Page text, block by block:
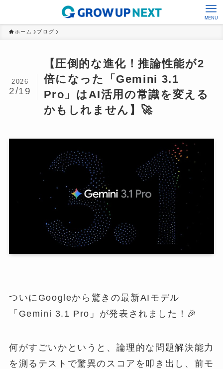
MENU
ホーム ブログ
【圧倒的な進化！推論性能が2
倍になった「Gemini 3.1
Pro」はAI活用の常識を変える
かもしれません】🚀
2026
2/19
ついにGoogleから驚きの最新AIモデル
「Gemini 3.1 Pro」が発表されました！🎉
何がすごいかというと、論理的な問題解決能力
を測るテストで驚異のスコアを叩き出し、前モ